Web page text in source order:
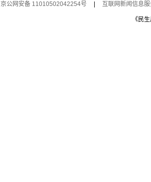
京公网安备 11010502042254号
互联网新闻信息
《民